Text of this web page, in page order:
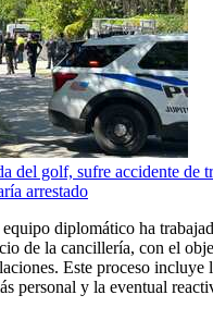
del golf, sufre accidente de
arrestado
diplomático ha
de la cancillería, con el
Este proceso incluye
personal y la eventual